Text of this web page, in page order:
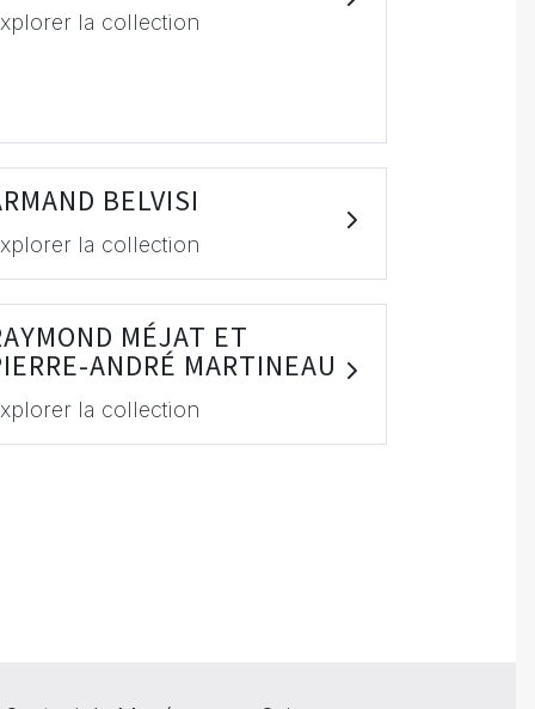
la collection
BELVISI
la collection
MÉJAT ET
ANDRÉ MARTINEAU
la collection